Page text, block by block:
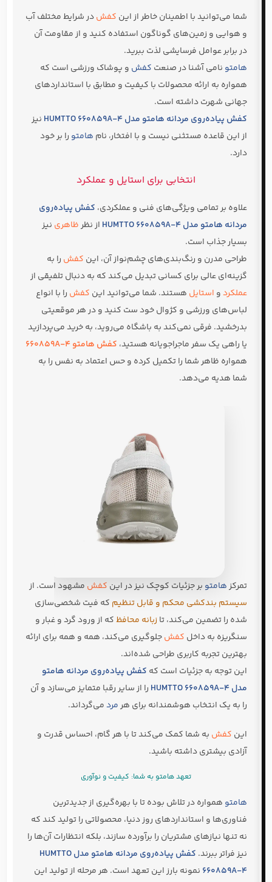
شما می‌توانید با اطمینان خاطر از این کفشدر شرایط مختلف آب
و هوایی و زمین‌های گوناگون استفاده کنید و از مقاومت آن
در برابر عوامل فرسایشی لذت ببرید.
هامتو نامی آشنا در صنعت کفش و پوشاک ورزشی است که
همواره به ارائه محصولات با کیفیت و مطابق با استانداردهای
جهانی شهرت داشته است.
کفش پیاده‌روی مردانه هامتو مدل HUMTTO 660859A-4
نیز
از این قاعده مستثنی نیست و با افتخار، نام هامتو را بر خود
دارد.
انتخابی برای استایل و عملکرد
علاوه بر تمامی ویژگی‌های فنی و عملکردی، کفش پیاده‌روی
مردانه هامتو مدل HUMTTO 660859A-4
از نظرظاهری نیز
بسیار جذاب است.
طراحی مدرن و رنگ‌بندی‌های چشم‌نواز آن، این کفش را به
گزینه‌ای عالی برای کسانی تبدیل می‌کند که به دنبال تلفیقی از
عملکردو استایل هستند. شما می‌توانید این کفش را با انواع
لباس‌های ورزشی و کژوال خود ست کنید و در هر موقعیتی
بدرخشید. فرقی نمی‌کند به باشگاه می‌روید، به خرید می‌پردازید
یا راهی یک سفر ماجراجویانه هستید، کفش هامتو 660859A-4
همواره ظاهر شما را تکمیل کرده و حس اعتماد به نفس را به
شما هدیه می‌دهد.
تمرکزهامتو بر جزئیات کوچک نیز در این کفش مشهود است. از
سیستم بندکشی محکم و قابل تنظیم که فیت شخصی‌سازی
شده را تضمین می‌کند، تا زبانه محافظکه از ورود گرد و غبار و
سنگریزه به داخل کفشجلوگیری می‌کند، همه و همه برای ارائه
بهترین تجربه کاربری طراحی شده‌اند.
این توجه به جزئیات است که کفش پیاده‌روی مردانه هامتو
مدل HUMTTO 660859A-4
را از سایر رقبا متمایز می‌سازد و آن
را به یک انتخاب هوشمندانه برای هرمردمی‌گرداند.
این کفش به شما کمک می‌کند تا با هر گام، احساس قدرت و
آزادی بیشتری داشته باشید.
تعهد هامتو به شما: کیفیت و نوآوری
هامتو همواره در تلاش بوده تا با بهره‌گیری از جدیدترین
فناوری‌ها و استانداردهای روز دنیا، محصولاتی را تولید کند که
نه تنها نیازهای مشتریان را برآورده سازند، بلکه انتظارات آن‌ها را
نیز فراتر ببرند.
کفش پیاده‌روی مردانه هامتو مدل HUMTTO
660859A-4 نمونه بارز این تعهد است. هر مرحله از تولید این